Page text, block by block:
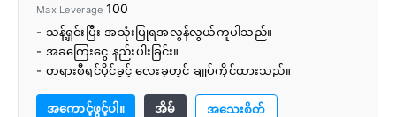
Max Leverage 100
- သန့်ရှင်းပြီး အသုံးပြုရအလွန်လွယ်ကူပါသည်။
- အခကြေးငွေ နည်းပါးခြင်း။
- တရားစီရင်ပိုင်ခွင့် လေးခုတွင် ချုပ်ကိုင်ထားသည်။
- ကြီးမြတ်သောပရိုမိုးရှင်း
အကောင့်ဖွင့်ပါ။ အိမ် အသေးစိတ်